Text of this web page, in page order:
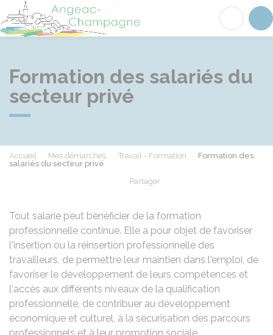
Angeac-Champagne
Formation des salariés du
secteur privé
Accueil Mes démarches Travail - Formation
Formation des
salariés du secteur privé
Partager
Tout salarié peut bénéficier de la formation
professionnelle continue. Elle a pour objet de favoriser
l'insertion ou la réinsertion professionnelle des
travailleurs, de permettre leur maintien dans l'emploi, de
favoriser le développement de leurs compétences et
l'accès aux différents niveaux de la qualification
professionnelle, de contribuer au développement
économique et culturel, à la sécurisation des parcours